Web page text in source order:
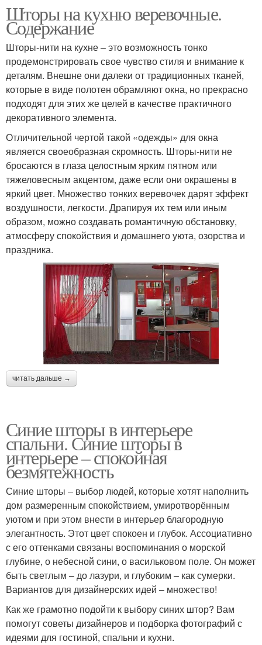
Шторы на кухню веревочные.
Содержание
Шторы-нити на кухне – это возможность тонко
продемонстрировать свое чувство стиля и внимание к
деталям. Внешне они далеки от традиционных тканей,
которые в виде полотен обрамляют окна, но прекрасно
подходят для этих же целей в качестве практичного
декоративного элемента.
Отличительной чертой такой «одежды» для окна
является своеобразная скромность. Шторы-нити не
бросаются в глаза целостным ярким пятном или
тяжеловесным акцентом, даже если они окрашены в
яркий цвет. Множество тонких веревочек дарят эффект
воздушности, легкости. Драпируя их тем или иным
образом, можно создавать романтичную обстановку,
атмосферу спокойствия и домашнего уюта, озорства и
праздника.
читать дальше →
Синие шторы в интерьере
спальни. Синие шторы в
интерьере – спокойная
безмятежность
Синие шторы – выбор людей, которые хотят наполнить
дом размеренным спокойствием, умиротворённым
уютом и при этом внести в интерьер благородную
элегантность. Этот цвет спокоен и глубок. Ассоциативно
с его оттенками связаны воспоминания о морской
глубине, о небесной сини, о васильковом поле. Он может
быть светлым – до лазури, и глубоким – как сумерки.
Вариантов для дизайнерских идей – множество!
Как же грамотно подойти к выбору синих штор? Вам
помогут советы дизайнеров и подборка фотографий с
идеями для гостиной, спальни и кухни.